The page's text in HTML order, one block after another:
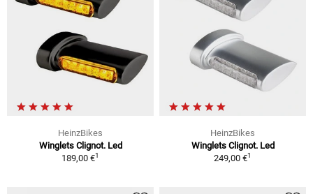
HeinzBikes
Winglets Clignot. Led
189,00 €1
HeinzBikes
Winglets Clignot. Led
249,00 €1